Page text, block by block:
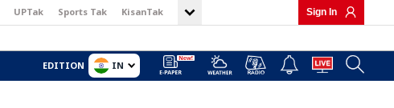
UPTak Sports Tak KisanTak Sign In
EDITION IN